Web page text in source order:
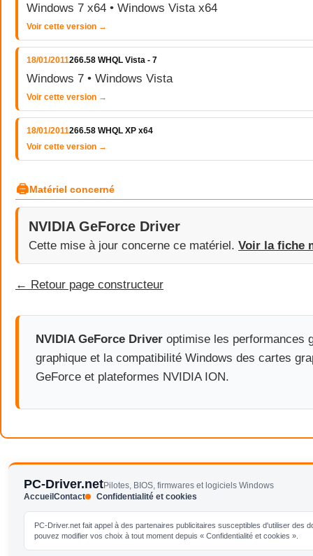
Windows 7 x64 • Windows Vista x64
Voir cette version →
18/01/2011266.58 WHQL Vista - 7
Windows 7 • Windows Vista
Voir cette version →
18/01/2011266.58 WHQL XP x64
Voir cette version →
🖨Matériel concerné
NVIDIA GeForce Driver
Cette mise à jour concerne ce matériel. Voir la fiche
← Retour page constructeur
NVIDIA GeForce Driver optimise les performances
graphique et la compatibilité Windows des cartes
GeForce et plateformes NVIDIA ION.
PC-Driver.netPilotes, BIOS, firmwares et logiciels Windows
Accueil Contact Confidentialité et cookies
PC-Driver.net fait appel à des partenaires publicitaires susceptibles d'utiliser
pouvez modifier vos choix à tout moment depuis « Confidentialité et cookies ».